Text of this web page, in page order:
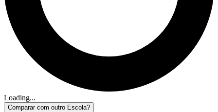
Loading...
Comparar com outro Escola?